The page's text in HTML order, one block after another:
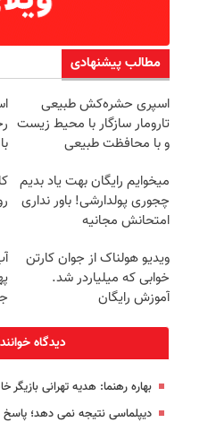
مطالب پیشنهادی
اسپری حشره‌کش طبیعی
تارومار سازگار با محیط زیست
و با محافظت طبیعی
میخوایم رایگان بهت یاد بدیم
چجوری پولدارشی! باور نداری
امتحانش مجانیه
ویدیو هولناک از جوان کارتن
خوابی که میلیاردر شد.
آموزش رایگان
دیدگاه
بهاره رهنما: هدیه تهرانی
دیپلماسی نتیجه‌ نمی دهد؛